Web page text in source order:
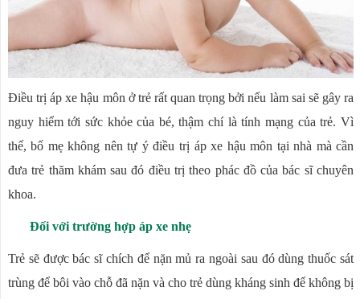
Điều trị áp xe hậu môn ở trẻ rất quan trọng bởi nếu làm sai sẽ gây ra
nguy hiểm tới sức khỏe của bé, thậm chí là tính mạng của trẻ. Vì
thế, bố mẹ không nên tự ý điều trị áp xe hậu môn tại nhà mà cần
đưa trẻ thăm khám sau đó điều trị theo phác đồ của bác sĩ chuyên
khoa.
Đối với trường hợp áp xe nhẹ
Trẻ sẽ được bác sĩ chích để nặn mủ ra ngoài sau đó dùng thuốc sát
trùng để bôi vào chỗ đã nặn và cho trẻ dùng kháng sinh để không bị